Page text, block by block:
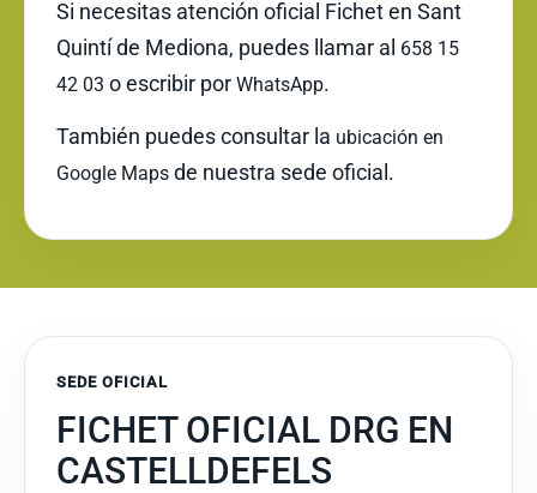
Si necesitas atención oficial Fichet en Sant
Quintí de Mediona, puedes llamar al 658 15
42 03 o escribir por WhatsApp.
También puedes consultar la ubicación en
Google Maps de nuestra sede oficial.
SEDE OFICIAL
FICHET OFICIAL DRG EN
CASTELLDEFELS